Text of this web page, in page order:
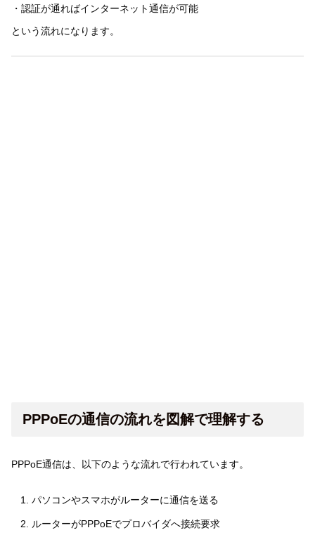
・認証が通ればインターネット通信が可能
という流れになります。
PPPoEの通信の流れを図解で理解する
PPPoE通信は、以下のような流れで行われています。
パソコンやスマホがルーターに通信を送る
ルーターがPPPoEでプロバイダへ接続要求